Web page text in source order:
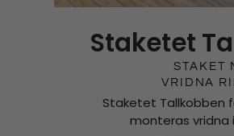
Staketet
STAKET
VRIDNA
Staketet Tallkobben
monteras vridna